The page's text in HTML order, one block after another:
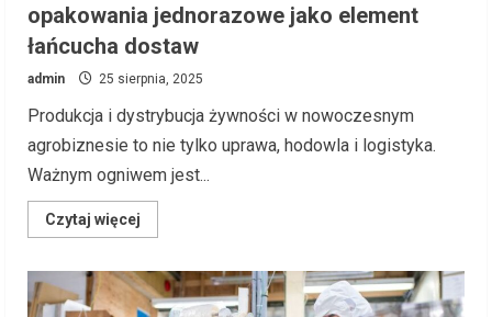
opakowania jednorazowe jako element
łańcucha dostaw
admin 25 sierpnia, 2025
Produkcja i dystrybucja żywności w nowoczesnym
agrobiznesie to nie tylko uprawa, hodowla i logistyka.
Ważnym ogniwem jest...
Czytaj więcej
more
rozwiązania
w
agrobiznesie